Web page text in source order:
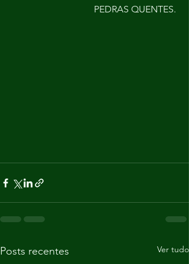
PEDRAS QUENTES.
Posts recentes Ver tudo